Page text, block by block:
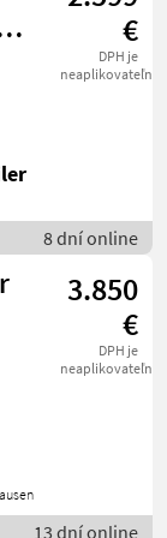
€
DPH je
neaplikovateľné
8 dní online
3.850
€
DPH je
neaplikovateľné
13 dní online